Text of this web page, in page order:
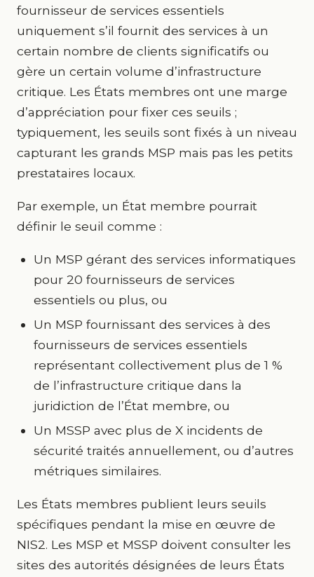
fournisseur de services essentiels
uniquement s’il fournit des services à un
certain nombre de clients significatifs ou
gère un certain volume d’infrastructure
critique. Les États membres ont une marge
d’appréciation pour fixer ces seuils ;
typiquement, les seuils sont fixés à un niveau
capturant les grands MSP mais pas les petits
prestataires locaux.
Par exemple, un État membre pourrait
définir le seuil comme :
Un MSP gérant des services informatiques
pour 20 fournisseurs de services
essentiels ou plus, ou
Un MSP fournissant des services à des
fournisseurs de services essentiels
représentant collectivement plus de 1 %
de l’infrastructure critique dans la
juridiction de l’État membre, ou
Un MSSP avec plus de X incidents de
sécurité traités annuellement, ou d’autres
métriques similaires.
Les États membres publient leurs seuils
spécifiques pendant la mise en œuvre de
NIS2. Les MSP et MSSP doivent consulter les
sites des autorités désignées de leurs États